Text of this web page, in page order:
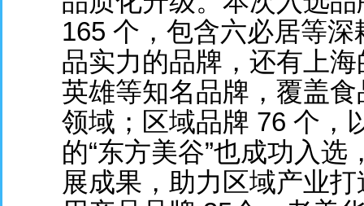
165 个，包含六必居等
品实力的品牌，还有上
英雄等知名品牌，覆盖
领域；区域品牌 76 个，
的“东方美谷”也成功入
展成果，助力区域产业